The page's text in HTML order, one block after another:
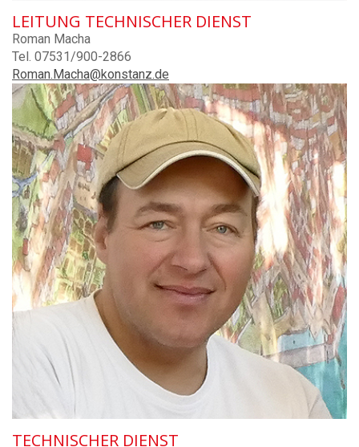
LEITUNG TECHNISCHER DIENST
Roman Macha
Tel. 07531/900-2866
Roman.Macha@konstanz.de
TECHNISCHER DIENST